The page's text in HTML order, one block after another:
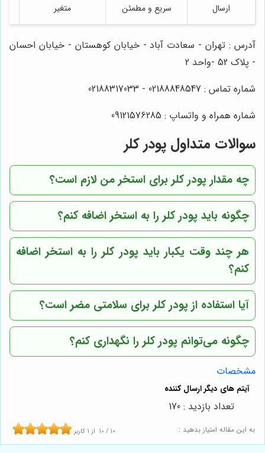
ارسال سریع و مطمئن متغیر
آدرس : تهران - سعادت آباد - خیابان کوهستان - خیابان احسان
- پلاک 52 -واحد 2
شماره تماس : 02188848547 - 02188317033
شماره همراه و واتساپ : 09121576285
سوالات متداول پودر کلر
چه مقدار پودر کلر برای استخر من لازم است؟
چگونه باید پودر کلر را به استخر اضافه کنم؟
هر چند وقت یکبار باید پودر کلر را به استخر اضافه
کنم؟
آیا استفاده از پودر کلر برای سلامتی مضر است؟
چگونه می‌توانم پودر کلر را نگهداری کنم؟
مشخصات
به این مقاله امتیاز بدهید : 10 / 10 از 1 کاربر
تعداد بازدید : 170